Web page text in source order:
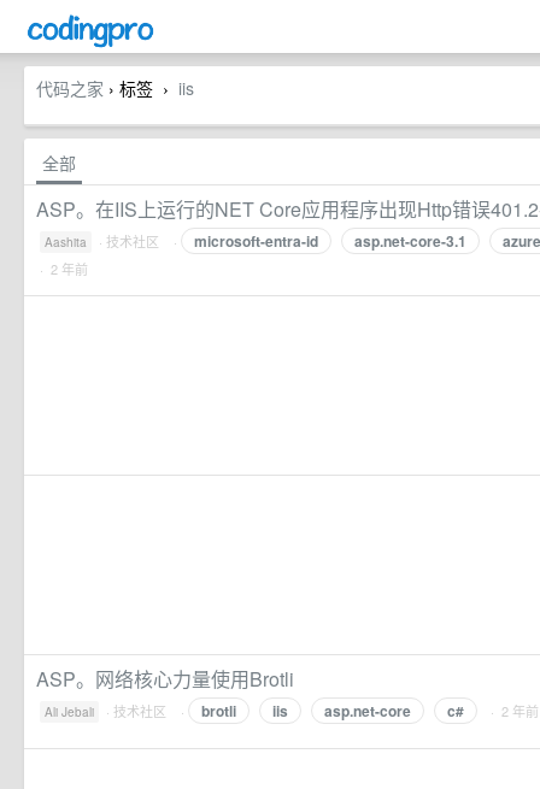
代码之家 › 标签 › iis
全部
ASP。在IIS上运行的NET Core应用程序出现Http错误
Aashita · 技术社区 · microsoft-entra-id asp.net-core-3.1
· 2 年前
ASP。网络核心力量使用Brotli
Ali Jebali · 技术社区 · brotli iis asp.net-core c# · 2 年前